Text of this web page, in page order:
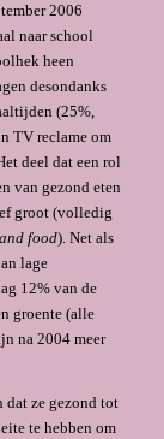
2006
naar school
heen
desondanks
(25%,
TV reclame om
deel dat een rol
van gezond eten
groot (volledig
food). Net als
lage
12% van de
groente (alle
na 2004 meer
dat ze gezond tot
te hebben om